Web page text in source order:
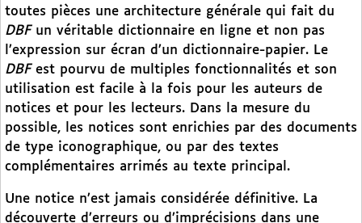
toutes pièces une architecture générale qui fait du
DBFun véritable dictionnaire en ligne et non pas
l’expression sur écran d’un dictionnaire-papier. Le
DBFest pourvu de multiples fonctionnalités et son
utilisation est facile à la fois pour les auteurs de
notices et pour les lecteurs. Dans la mesure du
possible, les notices sont enrichies par des documents
de type iconographique, ou par des textes
complémentaires arrimés au texte principal.
Une notice n’est jamais considérée définitive. La
découverte d’erreurs ou d’imprécisions dans une